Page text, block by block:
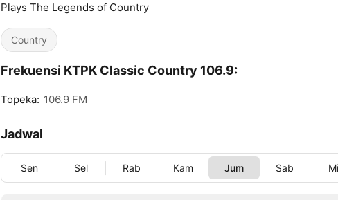
Plays The Legends of Country
Country
Frekuensi KTPK Classic Country 106.9:
Topeka: 106.9 FM
Jadwal
Sen Sel Rab Kam Jum Sab